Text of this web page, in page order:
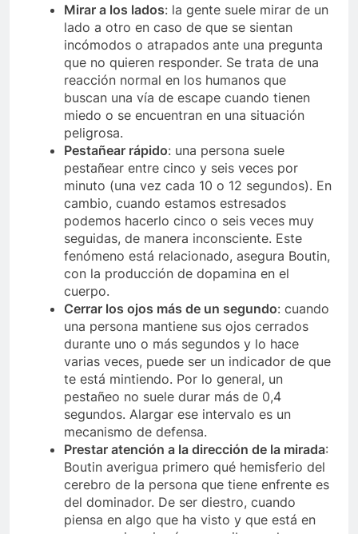
Mirar a los lados: la gente suele mirar de un
lado a otro en caso de que se sientan
incómodos o atrapados ante una pregunta
que no quieren responder. Se trata de una
reacción normal en los humanos que
buscan una vía de escape cuando tienen
miedo o se encuentran en una situación
peligrosa.
Pestañear rápido: una persona suele
pestañear entre cinco y seis veces por
minuto (una vez cada 10 o 12 segundos). En
cambio, cuando estamos estresados
podemos hacerlo cinco o seis veces muy
seguidas, de manera inconsciente. Este
fenómeno está relacionado, asegura Boutin,
con la producción de dopamina en el
cuerpo.
Cerrar los ojos más de un segundo: cuando
una persona mantiene sus ojos cerrados
durante uno o más segundos y lo hace
varias veces, puede ser un indicador de que
te está mintiendo. Por lo general, un
pestañeo no suele durar más de 0,4
segundos. Alargar ese intervalo es un
mecanismo de defensa.
Prestar atención a la dirección de la mirada:
Boutin averigua primero qué hemisferio del
cerebro de la persona que tiene enfrente es
del dominador. De ser diestro, cuando
piensa en algo que ha visto y que está en